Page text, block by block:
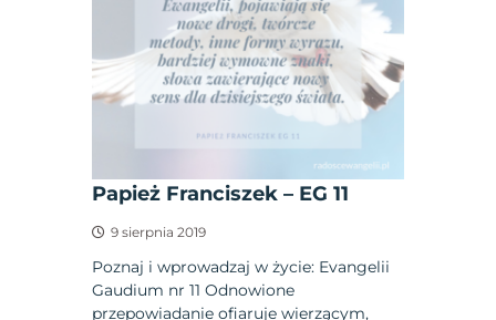
Papież Franciszek – EG 11
9 sierpnia 2019
Poznaj i wprowadzaj w życie: Evangelii
Gaudium nr 11 Odnowione
przepowiadanie ofiaruje wierzącym,